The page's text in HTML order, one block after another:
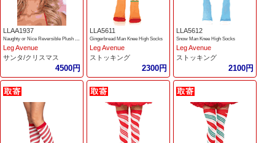
LLAA1937
Naughty or Nice Reversible Plush Santa Hat
Leg Avenue
サンタ/クリスマス
4500円
LLA5611
Gingerbread Man Knee High Socks
Leg Avenue
ストッキング
2300円
LLA5612
Snow Man Knee High Socks
Leg Avenue
ストッキング
2100円